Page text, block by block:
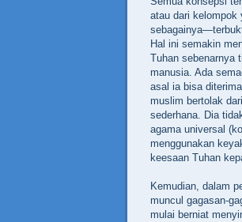
atau dari
Hal ini semakin
Tuhan sebenarnya
manusia. Ada
asal ia bisa
muslim bertolak
sederhana. Dia
agama universal
menggunakan
keesaan Tuhan
Kemudian, dalam
muncul gagasan-
mulai berniat